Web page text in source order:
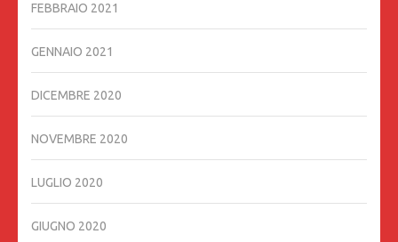
FEBBRAIO 2021
GENNAIO 2021
DICEMBRE 2020
NOVEMBRE 2020
LUGLIO 2020
GIUGNO 2020